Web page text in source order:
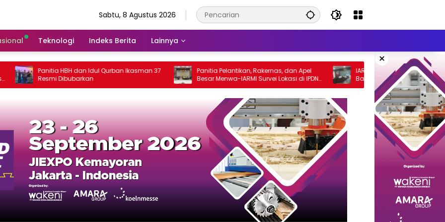
Sabtu, 8 Agustus 2026
Teknologi Indeks Berita Lainnya
×
Panitia HBH dan Idul Qurban Ikasman 37
Resmi Dibubarkan
Panitia Pelantikan, Rakernas, dan Apel
Besar Menwa-IARMI Survei Lokasi di IPDN
Jatinangor
IARMI Menata Langkah, Menguatkan
Barisan Pengabdian